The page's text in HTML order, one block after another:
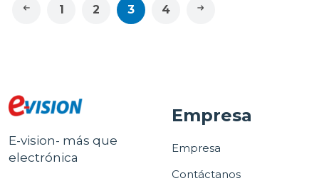
1 2 3 4
E-vision- más que
electrónica
Empresa
Empresa
Contáctanos